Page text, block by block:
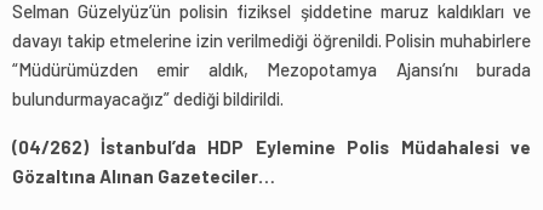
Selman Güzelyüz’ün polisin fiziksel şiddetine maruz kaldıkları ve
davayı takip etmelerine izin verilmediği öğrenildi. Polisin muhabirlere
“Müdürümüzden emir aldık, Mezopotamya Ajansı’nı burada
bulundurmayacağız” dediği bildirildi.
(04/262) İstanbul’da HDP Eylemine Polis Müdahalesi ve
Gözaltına Alınan Gazeteciler…